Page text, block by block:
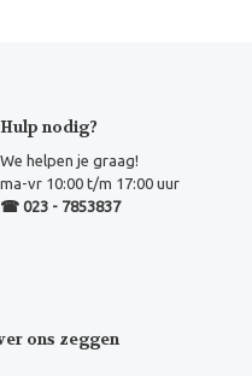
Hulp nodig?
We helpen je graag!
ma-vr 10:00 t/m 17:00 uur
☎ 023 - 7853837
ons zeggen